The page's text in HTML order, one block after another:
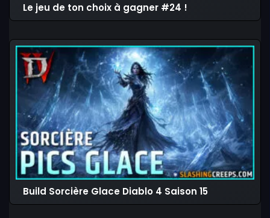
Le jeu de ton choix à gagner #24 !
Build Sorcière Glace Diablo 4 Saison 15